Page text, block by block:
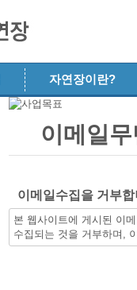
자연장이란?
이메일
이메일수집을 거부합
본 웹사이트에 게시된 이
수집되는 것을 거부하며,